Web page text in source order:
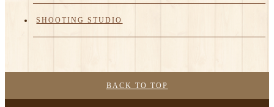
SHOOTING STUDIO
BACK TO TOP